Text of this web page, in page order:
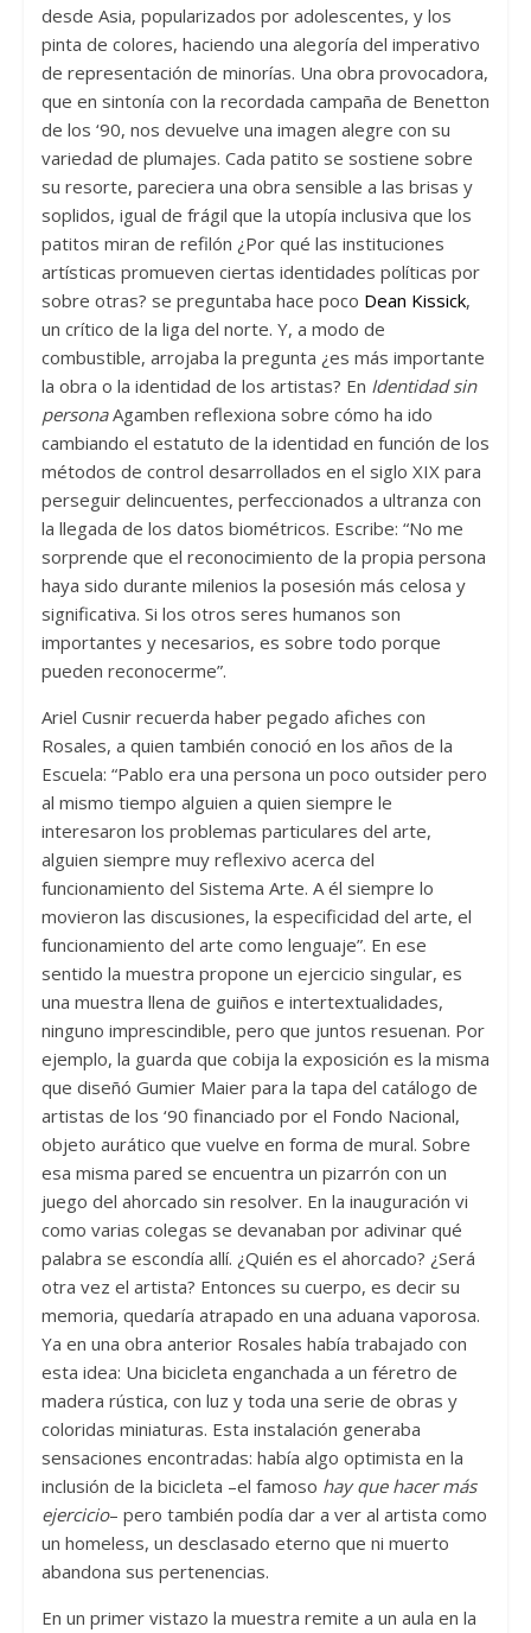
desde Asia, popularizados por adolescentes, y los
pinta de colores, haciendo una alegoría del imperativo
de representación de minorías. Una obra provocadora,
que en sintonía con la recordada campaña de Benetton
de los ‘90, nos devuelve una imagen alegre con su
variedad de plumajes. Cada patito se sostiene sobre
su resorte, pareciera una obra sensible a las brisas y
soplidos, igual de frágil que la utopía inclusiva que los
patitos miran de refilón ¿Por qué las instituciones
artísticas promueven ciertas identidades políticas por
sobre otras? se preguntaba hace poco Dean Kissick,
un crítico de la liga del norte. Y, a modo de
combustible, arrojaba la pregunta ¿es más importante
la obra o la identidad de los artistas? En Identidad sin
personaAgamben reflexiona sobre cómo ha ido
cambiando el estatuto de la identidad en función de los
métodos de control desarrollados en el siglo XIX para
perseguir delincuentes, perfeccionados a ultranza con
la llegada de los datos biométricos. Escribe: “No me
sorprende que el reconocimiento de la propia persona
haya sido durante milenios la posesión más celosa y
significativa. Si los otros seres humanos son
importantes y necesarios, es sobre todo porque
pueden reconocerme”.
Ariel Cusnir recuerda haber pegado afiches con
Rosales, a quien también conoció en los años de la
Escuela: “Pablo era una persona un poco outsider pero
al mismo tiempo alguien a quien siempre le
interesaron los problemas particulares del arte,
alguien siempre muy reflexivo acerca del
funcionamiento del Sistema Arte. A él siempre lo
movieron las discusiones, la especificidad del arte, el
funcionamiento del arte como lenguaje”. En ese
sentido la muestra propone un ejercicio singular, es
una muestra llena de guiños e intertextualidades,
ninguno imprescindible, pero que juntos resuenan. Por
ejemplo, la guarda que cobija la exposición es la misma
que diseñó Gumier Maier para la tapa del catálogo de
artistas de los ‘90 financiado por el Fondo Nacional,
objeto aurático que vuelve en forma de mural. Sobre
esa misma pared se encuentra un pizarrón con un
juego del ahorcado sin resolver. En la inauguración vi
como varias colegas se devanaban por adivinar qué
palabra se escondía allí. ¿Quién es el ahorcado? ¿Será
otra vez el artista? Entonces su cuerpo, es decir su
memoria, quedaría atrapado en una aduana vaporosa.
Ya en una obra anterior Rosales había trabajado con
esta idea: Una bicicleta enganchada a un féretro de
madera rústica, con luz y toda una serie de obras y
coloridas miniaturas. Esta instalación generaba
sensaciones encontradas: había algo optimista en la
inclusión de la bicicleta –el famoso hay que hacer más
ejercicio– pero también podía dar a ver al artista como
un homeless, un desclasado eterno que ni muerto
abandona sus pertenencias.
En un primer vistazo la muestra remite a un aula en la